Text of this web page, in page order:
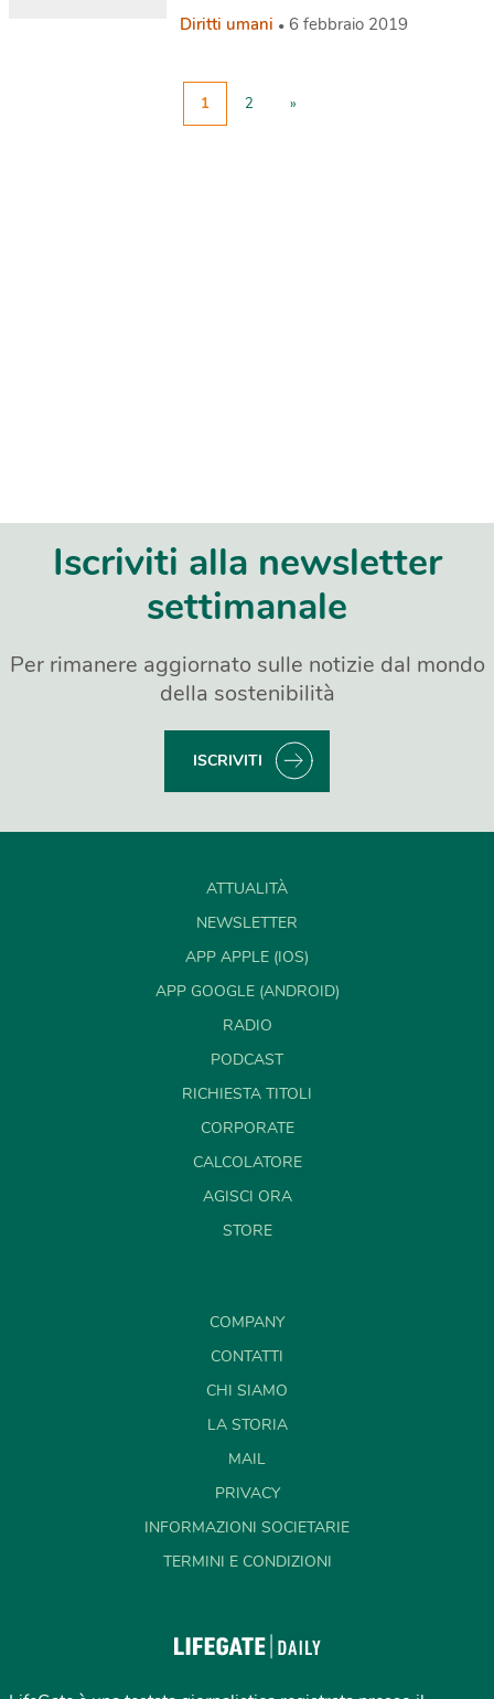
Diritti umani 6 febbraio 2019
1 2 »
Iscriviti alla newsletter
settimanale
Per rimanere aggiornato sulle notizie dal mondo
della sostenibilità
ISCRIVITI
ATTUALITÀ
NEWSLETTER
APP APPLE (IOS)
APP GOOGLE (ANDROID)
RADIO
PODCAST
RICHIESTA TITOLI
CORPORATE
CALCOLATORE
AGISCI ORA
STORE
COMPANY
CONTATTI
CHI SIAMO
LA STORIA
MAIL
PRIVACY
INFORMAZIONI SOCIETARIE
TERMINI E CONDIZIONI